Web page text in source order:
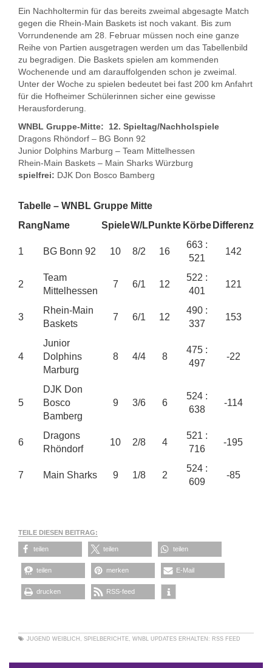
Ein Nachholtermin für das bereits zweimal abgesagte Match
gegen die Rhein-Main Baskets ist noch vakant. Bis zum
Vorrundenende am 28. Februar müssen noch eine ganze
Reihe von Partien ausgetragen werden um das Tabellenbild
zu begradigen. Die Baskets spielen am kommenden
Wochenende und am darauffolgenden schon je zweimal.
Unter der Woche zu spielen bedeutet bei fast 200 km Anfahrt
für die Hofheimer Schülerinnen sicher eine gewisse
Herausforderung.
WNBL Gruppe-Mitte: 12. Spieltag/Nachholspiele
Dragons Rhöndorf – BG Bonn 92
Junior Dolphins Marburg – Team Mittelhessen
Rhein-Main Baskets – Main Sharks Würzburg
spielfrei: DJK Don Bosco Bamberg
Tabelle – WNBL Gruppe Mitte
Rang Name SpieleW/L Punkte Körbe Differenz
1 BG Bonn 92 10 8/2 16
663 :
521
142
2
Team
Mittelhessen
7 6/1 12
522 :
401
121
3
Rhein-Main
Baskets
7 6/1 12
490 :
337
153
4
Junior
Dolphins
Marburg
8 4/4 8
475 :
497
-22
5
DJK Don
Bosco
Bamberg
9 3/6 6
524 :
638
-114
6
Dragons
Rhöndorf
10 2/8 4
521 :
716
-195
7 Main Sharks 9 1/8 2
524 :
609
-85
TEILE DIESEN BEITRAG:
teilen teilen teilen
teilen merken E-Mail
drucken RSS-feed
JUGEND WEIBLICH , SPIELBERICHTE, WNBL UPDATES ERHALTEN: RSS FEED